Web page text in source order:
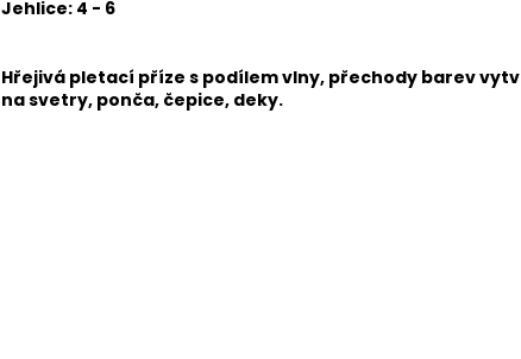
Jehlice: 4 - 6
Hřejivá pletací příze s podílem vlny, přechody barev
na svetry, ponča, čepice, deky.